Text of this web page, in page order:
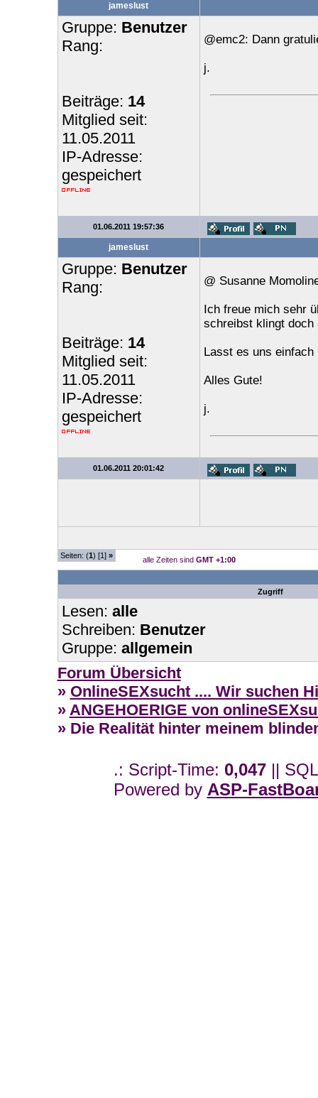
jameslust
Gruppe: Benutzer
Rang:
Beiträge: 14
Mitglied seit:
11.05.2011
IP-Adresse:
gespeichert
@emc2: Dann
j.
01.06.2011 19:57:36
jameslust
Gruppe: Benutzer
Rang:
Beiträge: 14
Mitglied seit:
11.05.2011
IP-Adresse:
gespeichert
@ Susanne
Ich freue mich sehr
schreibst klingt
Lasst es uns
Alles Gute!
j.
01.06.2011 20:01:42
Seiten: (1) [1] » alle Zeiten sind GMT +1:00
Zugriff
Lesen: alle
Schreiben: Benutzer
Gruppe: allgemein
Forum Übersicht
» OnlineSEXsucht .... Wir suchen
» ANGEHOERIGE von
» Die Realität hinter meinem
.: Script-Time: 0,047||
Powered by ASP-